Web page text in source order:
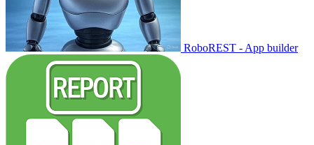
RoboREST - App builder